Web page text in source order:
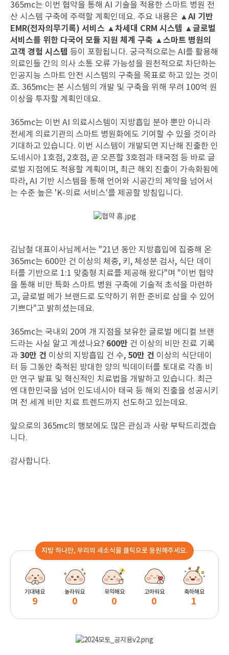
365mc는 이번 협약을 통해 AI 기술을 적용한 스마트 병원 전
산 시스템 구축에 주력할 계획인데요. 주요 내용은 ▲AI 기반
EMR(전자의무기록) 서비스 ▲차세대 CRM 시스템 ▲글로벌
서비스를 위한 다국어 모듈 지원 체계 구축 ▲스마트 병원의
고객 경험 시스템 등이 포함됩니다. 궁극적으로는 AI를 활용해
의료인들 간의 의사 소통 오류 가능성을 원천적으로 차단하는
인공지능 스마트 안전 시스템의 구축을 목표로 하고 있는 것이
죠. 365mc는 본 시스템의 개발 및 구축을 위해 무려 100억 원
이상을 투자할 계획인데요.
365mc는 이번 AI 의료시스템이 지방흡입 분야 뿐만 아니라
전세계 의료기관의 스마트 병원화에도 기여할 수 있을 것이라
기대하고 있습니다. 이번 시스템이 개발되면 지난해 진출한 인
도네시아 1호점, 2호점, 곧 오픈할 3호점과 태국점 등 바로 글
로벌 지점에도 적용할 계획이며, 최근 해외 진출이 가속화됨에
따라, AI 기반 시스템을 통해 언어와 시공간의 제약을 넘어서
는 수준 높은 'K-의료 서비스'를 제공할 방침입니다.
김남철 대표이사님께서는 "21년 동안 지방흡입에 집중해 온
365mc는 600만 건 이상의 체중, 키, 체성분 검사, 식단 데이
터를 기반으로 1:1 맞춤형 치료를 제공해 왔다"며 "이번 협약
을 통해 비만 특화 스마트 병원 구축에 기술적 초석을 마련하
고, 글로벌 메가 브랜드로 도약하기 위한 준비로 삼을 수 있어
기쁘다"고 밝히셨는데요.
365mc는 국내외 20여 개 지점을 보유한 글로벌 메디컬 브랜
드라는 사실 알고 계셨나요? 600만 건 이상의 비만 진료 기록
과 30만 건 이상의 지방흡입 건 수, 50만 건 이상의 식단데이
터 등 그동안 축적된 방대한 양의 빅데이터를 토대로 각종 비
만 연구 발표 및 혁신적인 치료법을 개발하고 있습니다. 최근
엔 대한민국을 넘어 인도네시아 태국 등 해외 진출을 성공시키
며 전 세계 비만 치료 트렌드까지 선도하고 있는데요.
앞으로의 365mc의 행보에도 많은 관심과 사랑 부탁드리겠습
니다.
감사합니다.
지방 하나만, 우리의 새소식을 클릭으로 응원해주세요.
기대돼요
9
놀라워요
0
유익해요
0
고마워요
0
축하해요
1